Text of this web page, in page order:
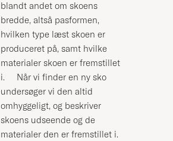
blandt andet om skoens
bredde, altså pasformen,
hvilken type læst skoen er
produceret på, samt hvilke
materialer skoen er fremstillet
i. Når vi finder en ny sko
undersøger vi den altid
omhyggeligt, og beskriver
skoens udseende og de
materialer den er fremstillet i.